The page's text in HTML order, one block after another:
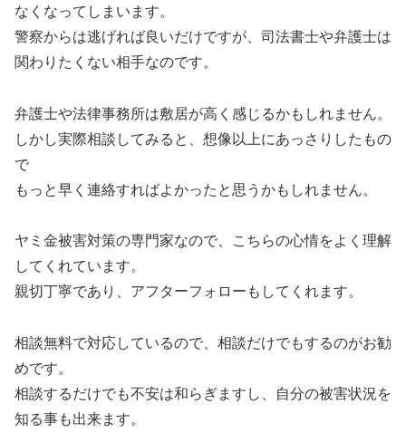
なくなってしまいます。
警察からは逃げれば良いだけですが、司法書士や弁護士は
関わりたくない相手なのです。
弁護士や法律事務所は敷居が高く感じるかもしれません。
しかし実際相談してみると、想像以上にあっさりしたもの
で
もっと早く連絡すればよかったと思うかもしれません。
ヤミ金被害対策の専門家なので、こちらの心情をよく理解
してくれています。
親切丁寧であり、アフターフォローもしてくれます。
相談無料で対応しているので、相談だけでもするのがお勧
めです。
相談するだけでも不安は和らぎますし、自分の被害状況を
知る事も出来ます。